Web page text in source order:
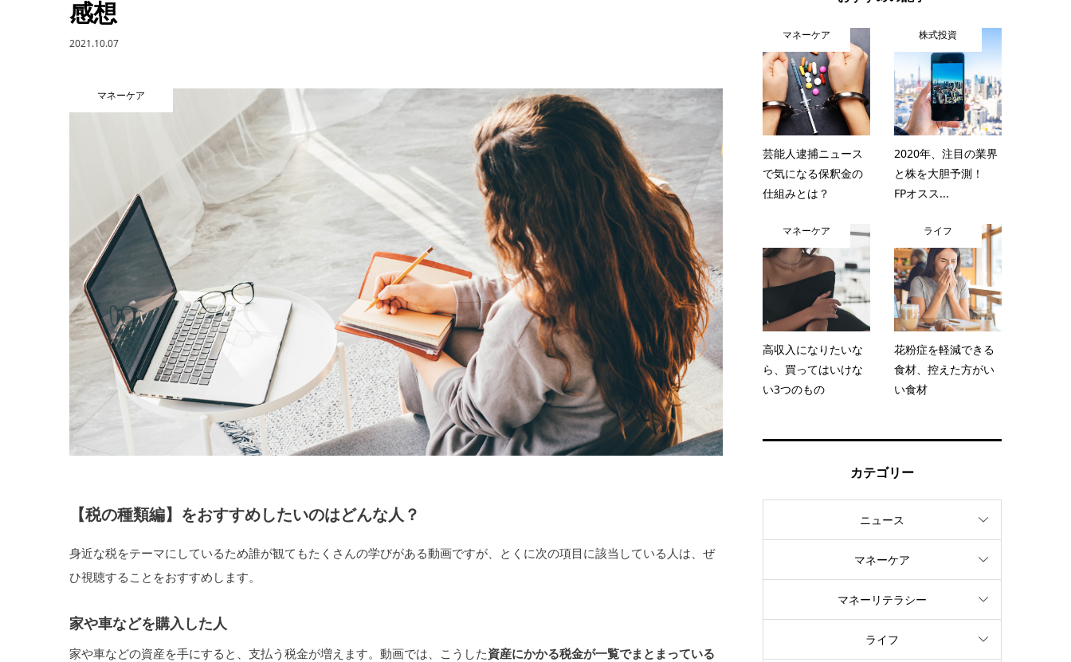
感想
2021.10.07
マネーケア
【税の種類編】をおすすめしたいのはどんな人？
身近な税をテーマにしているため誰が観てもたくさんの学びがある動画ですが、とくに次の項目に該当している人は、ぜ
ひ視聴することをおすすめします。
家や車などを購入した人
家や車などの資産を手にすると、支払う税金が増えます。動画では、こうした資産にかかる税金が一覧でまとまっている
マネーケア
芸能人逮捕ニュース
で気になる保釈金の
仕組みとは？
株式投資
2020年、注目の業界
と株を大胆予測！
FPオスス...
マネーケア
高収入になりたいな
ら、買ってはいけな
い3つのもの
ライフ
花粉症を軽減できる
食材、控えた方がい
い食材
カテゴリー
ニュース
マネーケア
マネーリテラシー
ライフ